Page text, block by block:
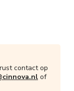
contact op
of